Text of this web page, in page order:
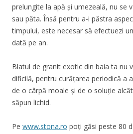
prelungite la apă și umezeală, nu se
sau păta. Însă pentru a-i păstra
timpului, este necesar să efectuezi
dată pe an.
Blatul de granit exotic din baia ta nu
dificilă, pentru curățarea periodică a
de o cârpă moale și de o soluție
săpun lichid.
Pe www.stona.ro poți găsi peste 80